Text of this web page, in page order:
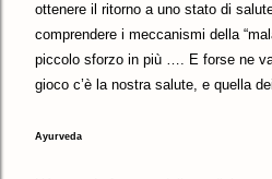
ottenere il ritorno a uno stato di
comprendere i meccanismi della
piccolo sforzo in più …. E forse ne
gioco c’è la nostra salute, e quella
Ayurveda